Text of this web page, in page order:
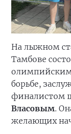
На лыжном
Тамбове
борьбе,
финалистом
Власовым.
желающих